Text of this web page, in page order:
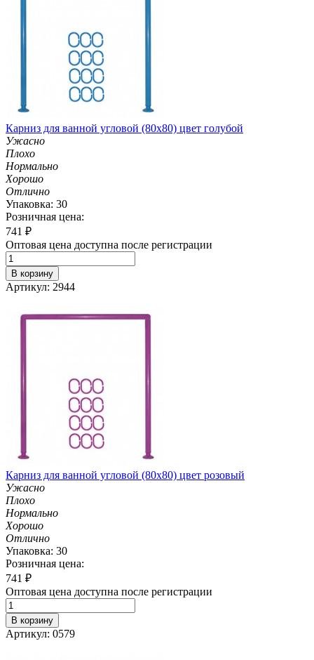
Карниз для ванной угловой (80х80) цвет голубой
Ужасно
Плохо
Нормально
Хорошо
Отлично
Упаковка: 30
Розничная цена:
741 ₽
Оптовая цена доступна после регистрации
В корзину
Артикул: 2944
Карниз для ванной угловой (80х80) цвет розовый
Ужасно
Плохо
Нормально
Хорошо
Отлично
Упаковка: 30
Розничная цена:
741 ₽
Оптовая цена доступна после регистрации
В корзину
Артикул: 0579